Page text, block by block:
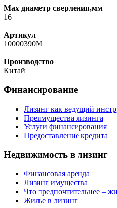
Max диаметр сверления,мм
16
Артикул
10000390M
Производство
Китай
Финансирование
Лизинг как ведущий
Преимущества лизинга
Услуги финансирования
Предоставление кредита
Недвижимость в лизинг
Финансовая аренда
Лизинг имущества
Что предпочтительнее –
Жилье в лизинг